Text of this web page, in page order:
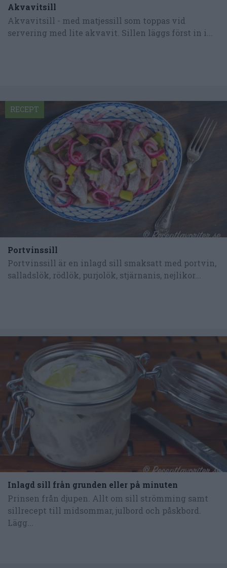
Akvavitsill
Akvavitsill - med matjessill som toppas vid
servering med lite akvavit. Sillen läggs först in i...
Portvinssill
Portvinssill är en inlagd sill smaksatt med portvin,
salladslök, rödlök, purjolök, stjärnanis, nejlikor...
RECEPT
Inlagd sill från grunden eller på minuten
Prinsen från djupen. Allt om sill strömming samt
sillrecept till midsommar, julbord och påskbord.
Lägg...